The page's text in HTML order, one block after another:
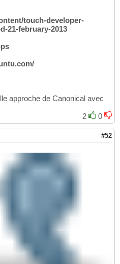
touch-developer-
21-february-2013
approche de Canonical avec
2
0
#52